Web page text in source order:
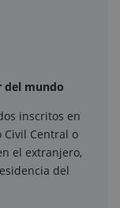
del mundo
inscritos en
Civil Central o
el extranjero,
del